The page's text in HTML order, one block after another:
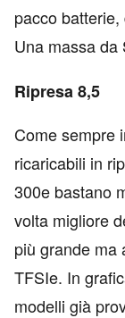
pacco
Una massa
Ripresa 8,5
Come sempre
ricaricabili in
300e bastano
volta migliore
più grande ma
TFSIe. In
modelli già